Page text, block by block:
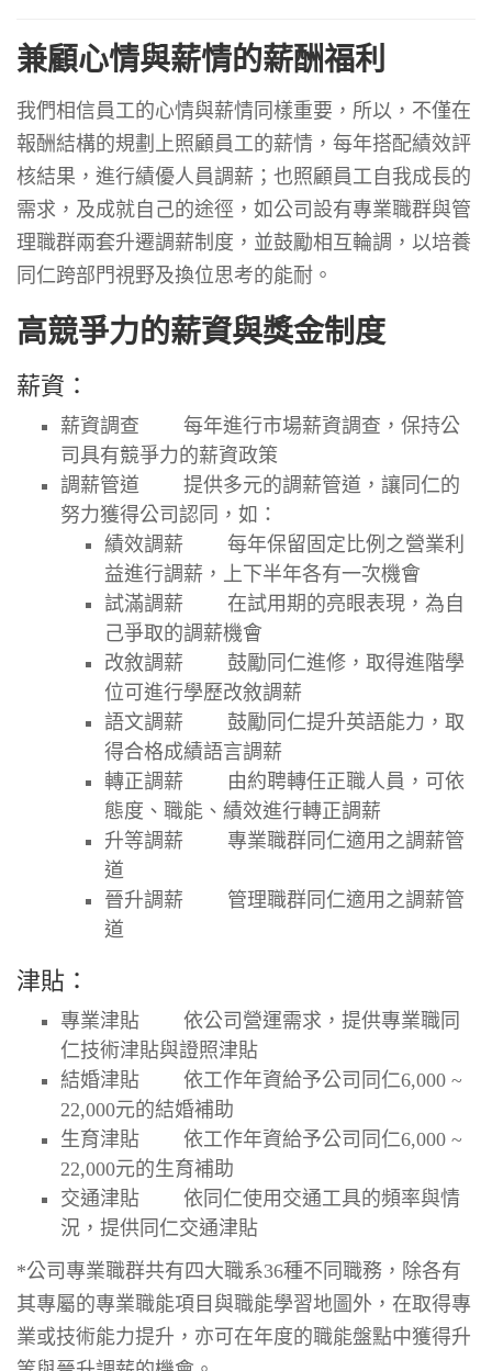
兼顧心情與薪情的薪酬福利
我們相信員工的心情與薪情同樣重要，所以，不僅在
報酬結構的規劃上照顧員工的薪情，每年搭配績效評
核結果，進行績優人員調薪；也照顧員工自我成長的
需求，及成就自己的途徑，如公司設有專業職群與管
理職群兩套升遷調薪制度，並鼓勵相互輪調，以培養
同仁跨部門視野及換位思考的能耐。
高競爭力的薪資與獎金制度
薪資：
薪資調查
每年進行市場薪資調查，保持公
司具有競爭力的薪資政策
調薪管道
提供多元的調薪管道，讓同仁的
努力獲得公司認同，如：
績效調薪
每年保留固定比例之營業利
益進行調薪，上下半年各有一次機會
試滿調薪
在試用期的亮眼表現，為自
己爭取的調薪機會
改敘調薪
鼓勵同仁進修，取得進階學
位可進行學歷改敘調薪
語文調薪
鼓勵同仁提升英語能力，取
得合格成績語言調薪
轉正調薪
由約聘轉任正職人員，可依
態度、職能、績效進行轉正調薪
升等調薪
專業職群同仁適用之調薪管
道
晉升調薪
管理職群同仁適用之調薪管
道
津貼：
專業津貼
依公司營運需求，提供專業職同
仁技術津貼與證照津貼
結婚津貼
依工作年資給予公司同仁6,000 ~
22,000元的結婚補助
生育津貼
依工作年資給予公司同仁6,000 ~
22,000元的生育補助
交通津貼
依同仁使用交通工具的頻率與情
況，提供同仁交通津貼
*公司專業職群共有四大職系36種不同職務，除各有
其專屬的專業職能項目與職能學習地圖外，在取得專
業或技術能力提升，亦可在年度的職能盤點中獲得升